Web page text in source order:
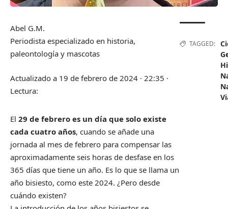
Abel G.M.
Periodista especializado en historia,
paleontología y mascotas
Actualizado a 19 de febrero de 2024 · 22:35 ·
Lectura:
El 29 de febrero es un día que solo existe
cada cuatro años, cuando se añade una
jornada al mes de febrero para compensar las
aproximadamente seis horas de desfase en los
365 días que tiene un año. Es lo que se llama un
año bisiesto, como este 2024. ¿Pero desde
cuándo existen?
TAGGED: